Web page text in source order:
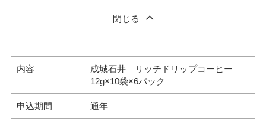
閉じる
内容
成城石井 リッチドリップコーヒー
12g×10袋×6パック
申込期間 通年